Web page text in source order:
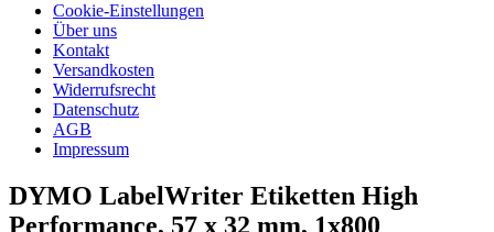
Cookie-Einstellungen
Über uns
Kontakt
Versandkosten
Widerrufsrecht
Datenschutz
AGB
Impressum
DYMO LabelWriter Etiketten High
Performance, 57 x 32 mm, 1x800